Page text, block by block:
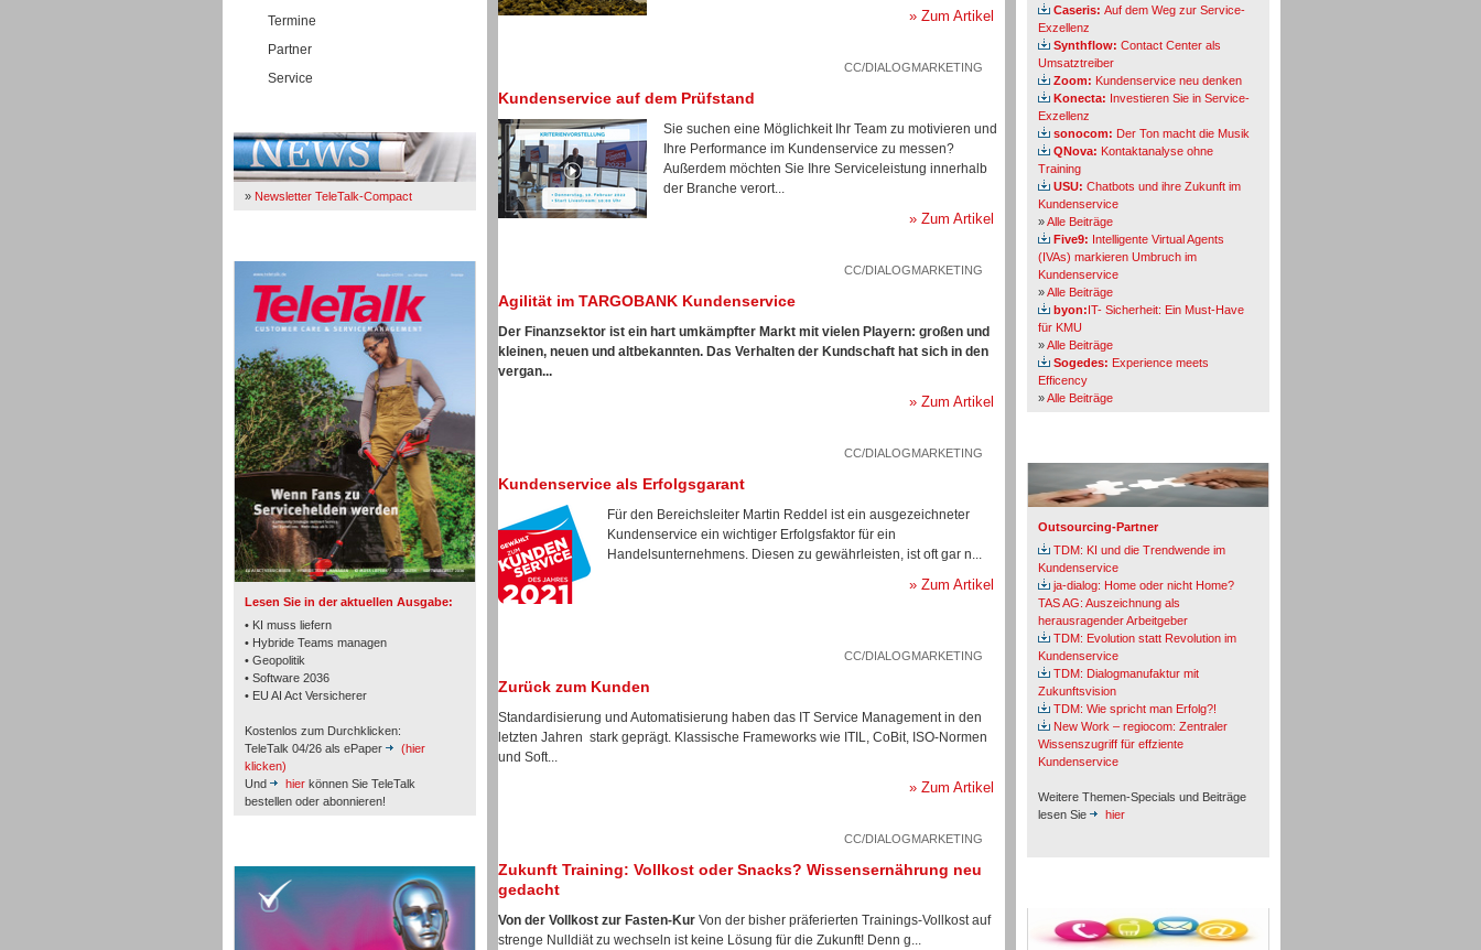
Termine
Partner
Service
» Newsletter TeleTalk-Compact
Lesen Sie in der aktuellen Ausgabe:
• KI muss liefern
• Hybride Teams managen
• Geopolitik
• Software 2036
• EU AI Act Versicherer
Kostenlos zum Durchklicken:
TeleTalk 04/26 als ePaper
(hier
klicken)
Und
hier können Sie TeleTalk
bestellen oder abonnieren!
TK- und ACD-Systeme
Workforce-Management
» Zum Artikel
CC/DIALOGMARKETING
Kundenservice auf dem Prüfstand
Sie suchen eine Möglichkeit Ihr Team zu motivieren und
Ihre Performance im Kundenservice zu messen?
Außerdem möchten Sie Ihre Serviceleistung innerhalb
der Branche verort...
» Zum Artikel
CC/DIALOGMARKETING
Agilität im TARGOBANK Kundenservice
Der Finanzsektor ist ein hart umkämpfter Markt mit vielen Playern: großen und
kleinen, neuen und altbekannten. Das Verhalten der Kundschaft hat sich in den
vergan...
» Zum Artikel
CC/DIALOGMARKETING
Kundenservice als Erfolgsgarant
Für den Bereichsleiter Martin Reddel ist ein ausgezeichneter
Kundenservice ein wichtiger Erfolgsfaktor für ein
Handelsunternehmens. Diesen zu gewährleisten, ist oft gar n...
» Zum Artikel
CC/DIALOGMARKETING
Zurück zum Kunden
Standardisierung und Automatisierung haben das IT Service Management in den
letzten Jahren stark geprägt. Klassische Frameworks wie ITIL, CoBit, ISO-Normen
und Soft...
» Zum Artikel
CC/DIALOGMARKETING
Zukunft Training: Vollkost oder Snacks? Wissensernährung neu
gedacht
Von der Vollkost zur Fasten-Kur Von der bisher präferierten Trainings-Vollkost auf
strenge Nulldiät zu wechseln ist keine Lösung für die Zukunft! Denn g...
Caseris: Auf dem Weg zur Service-
Exzellenz
Synthflow: Contact Center als
Umsatztreiber
Zoom: Kundenservice neu denken
Konecta: Investieren Sie in Service-
Exzellenz
sonocom: Der Ton macht die Musik
QNova: Kontaktanalyse ohne
Training
USU: Chatbots und ihre Zukunft im
Kundenservice
»Alle Beiträge
Five9: Intelligente Virtual Agents
(IVAs) markieren Umbruch im
Kundenservice
»Alle Beiträge
byon:IT- Sicherheit: Ein Must-Have
für KMU
»Alle Beiträge
Sogedes: Experience meets
Efficency
»Alle Beiträge
Outsourcing-Partner
TDM: KI und die Trendwende im
Kundenservice
ja-dialog: Home oder nicht Home?
TAS AG: Auszeichnung als
herausragender Arbeitgeber
TDM: Evolution statt Revolution im
Kundenservice
TDM: Dialogmanufaktur mit
Zukunftsvision
TDM: Wie spricht man Erfolg?!
New Work – regiocom: Zentraler
Wissenszugriff für effziente
Kundenservice
Weitere Themen-Specials und Beiträge
lesen Sie
hier